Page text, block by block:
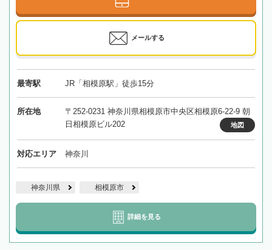
メールする
最寄駅 JR「相模原駅」徒歩15分
所在地
〒252-0231 神奈川県相模原市中央区相模原6-22-9 朝
日相模原ビル202
地図
対応エリア 神奈川
神奈川県 相模原市
詳細を見る